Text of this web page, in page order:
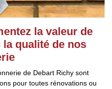
la valeur de
qualité de nos
de Debart Richy sont
pour toutes rénovations ou